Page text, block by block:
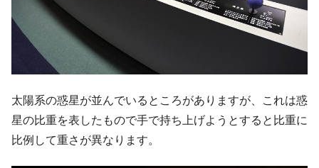
太陽系の惑星が並んでいるところがありますが、これは惑
星の比重を表したもので手で持ち上げようとすると比重に
比例して重さが異なります。